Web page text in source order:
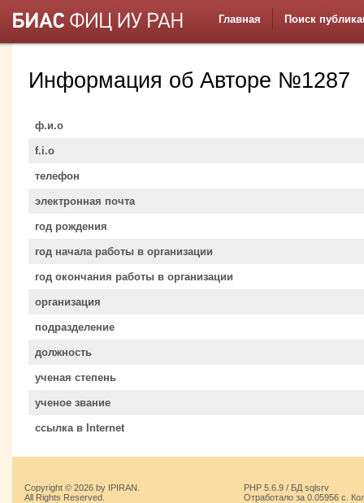
Главная Поиск
Информация об Авторе №1287
ф.и.о
f.i.o
телефон
электронная почта
год рождения
год начала работы в организации
год окончания работы в организации
организация
подразделение
должность
ученая степень
ученое звание
ссылка в Internet
Copyright © 2026 by IPIRAN.
All Rights Reserved.
PHP 5.6.9 / БД sqlsrv
Отработало за 0.05956 с.